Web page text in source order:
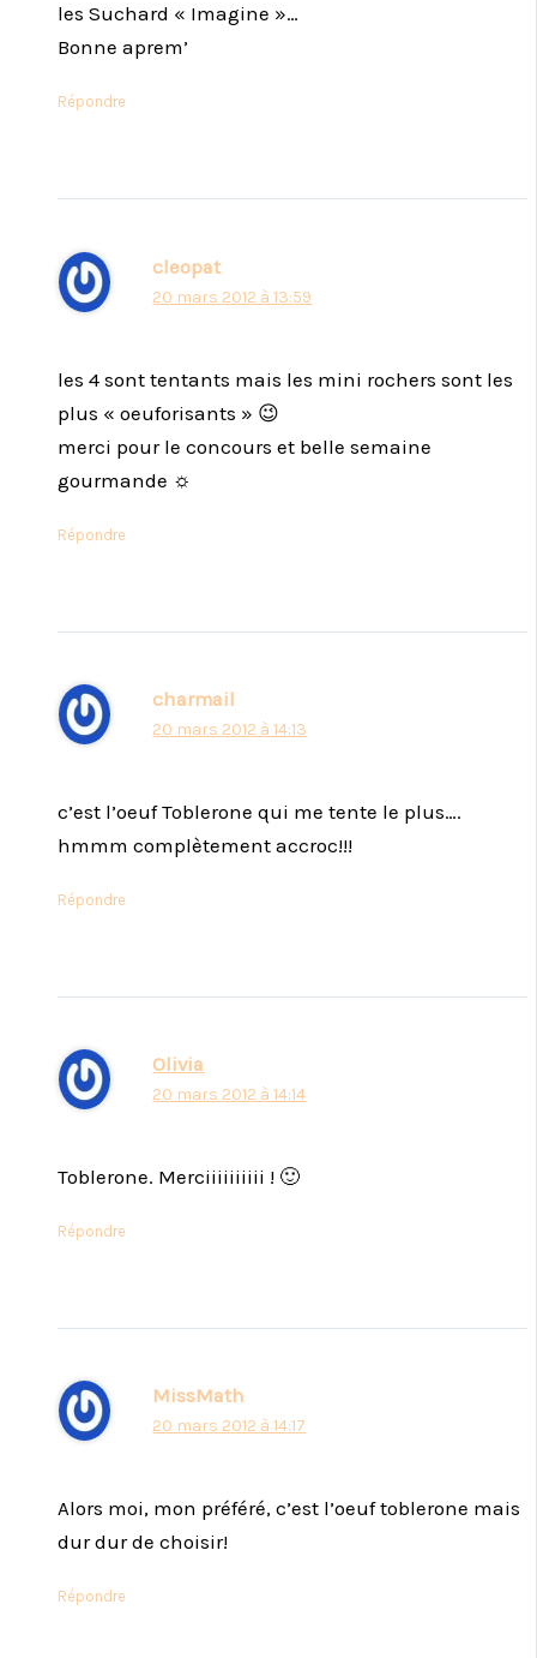
les Suchard « Imagine »…
Bonne aprem’
Répondre
cleopat
20 mars 2012 à 13:59
les 4 sont tentants mais les mini rochers sont les
plus « oeuforisants » 😉
merci pour le concours et belle semaine
gourmande ☼
Répondre
charmail
20 mars 2012 à 14:13
c’est l’oeuf Toblerone qui me tente le plus….
hmmm complètement accroc!!!
Répondre
Olivia
20 mars 2012 à 14:14
Toblerone. Merciiiiiiiiii ! 🙂
Répondre
MissMath
20 mars 2012 à 14:17
Alors moi, mon préféré, c’est l’oeuf toblerone mais
dur dur de choisir!
Répondre